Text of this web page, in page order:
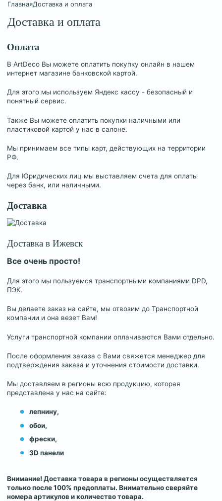
ГлавнаяДоставка и оплата
Доставка и оплата
Оплата
В ArtDeco Вы можете оплатить покупку онлайн в нашем
интернет магазине банковской картой.
Для этого мы используем Яндекс кассу - безопасный и
понятный сервис.
Также Вы можете оплатить покупки наличными или
пластиковой картой у нас в салоне.
Мы принимаем все типы карт, действующих на территории
РФ.
Для Юридических лиц мы выставляем счета для оплаты
через банк, или наличными.
Доставка
Доставка в Ижевск
Все очень просто!
Для этого мы пользуемся транспортными компаниями DPD,
ПЭК.
Вы делаете заказ на сайте, мы отвозим до Транспортной
компании и она везет Вам!
Услуги транспортной компании оплачиваются Вами отдельно.
После оформления заказа с Вами свяжется менеджер для
подтверждения заказа и уточнения стоимости доставки.
Мы доставляем в регионы всю продукцию, которая
представлена у нас на сайте:
лепнину,
обои,
фрески,
3D панели
Внимание! Доставка товара в регионы осуществляется
только после 100% предоплаты. Внимательно сверяйте
номера артикулов и количество товара.